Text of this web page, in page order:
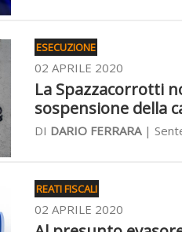
ESECUZIONE
02 APRILE 2020
La Spazzacorrotti
sospensione della
DI DARIO FERRARA|
REATI FISCALI
02 APRILE 2020